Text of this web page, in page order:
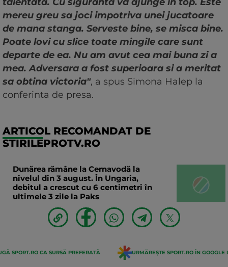
mereu greu sa joci impotriva unei jucatoare
de mana stanga. Serveste bine, se misca bine.
Poate lovi cu slice toate mingile care sunt
departe de ea. Nu am avut cea mai buna zi a
mea. Adversara a fost superioara si a meritat
sa obtina victoria", a spus Simona Halep la
conferinta de presa.
ARTICOL RECOMANDAT DE
STIRILEPROTV.RO
Dunărea rămâne la Cernavodă la
nivelul din 3 august. În Ungaria,
debitul a crescut cu 6 centimetri în
ultimele 3 zile la Paks
SPORT.RO CA SURSĂ PREFERATĂ URMĂREȘTE SPORT.RO ÎN GOOGLE